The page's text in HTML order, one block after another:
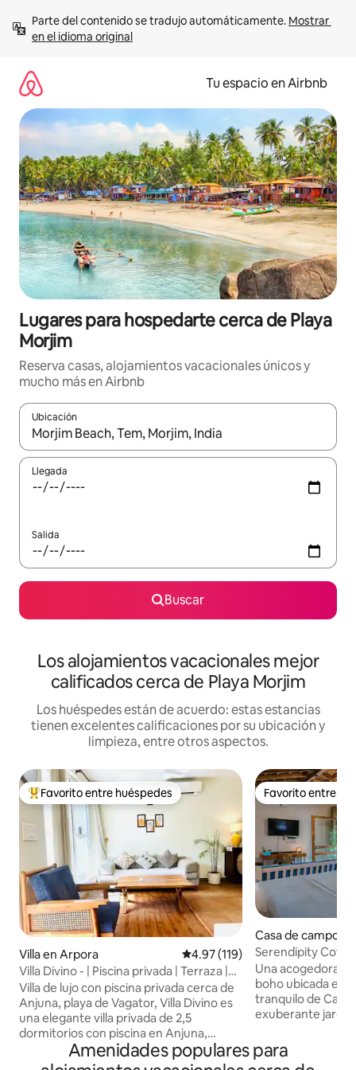
contenido
Parte del contenido se tradujo automáticamente. Mostrar
en el idioma original
Tu espacio en Airbnb
Lugares para hospedarte cerca de Playa
Morjim
Reserva casas, alojamientos vacacionales únicos y
mucho más en Airbnb
Ubicación
Cuando los resultados estén disponibles, podrás navegar
Llegada
Salida
Buscar
Los alojamientos vacacionales mejor
calificados cerca de Playa Morjim
Los huéspedes están de acuerdo: estas estancias
tienen excelentes calificaciones por su ubicación y
limpieza, entre otros aspectos.
De los mejores en Favorito entre huéspedes
Favorito entre huéspedes
Villa en Arpora Calificación promedio: 4.97 de
4.97 (119)
Villa Divino - | Piscina privada | Terraza |
WiFi | Playa
Villa de lujo con piscina privada cerca de
Anjuna, playa de Vagator, Villa Divino es
una elegante villa privada de 2,5
dormitorios con piscina en Anjuna,
escondida en un exuberante y tranquilo
cinturón verde, pero a pocos minutos de
Favorito entre
Favorito entre
Casa de campo
e
Serendipity
en Calangute-
Una acogedora
boho ubicada en
tranquilo de
exuberante jardín
amplitud y una
tipo de lugar
Amenidades populares para